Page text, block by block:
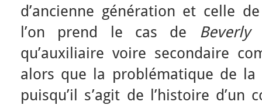
d’ancienne génération et celle
l’on prend le cas de
qu’auxiliaire voire secondaire
alors que la problématique de
puisqu’il s’agit de l’histoire d’un